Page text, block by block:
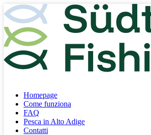
Homepage
Come funziona
FAQ
Pesca in Alto Adige
Contatti